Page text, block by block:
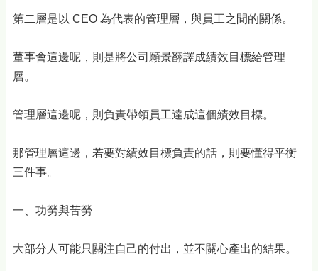
第二層是以 CEO 為代表的管理層，與員工之間的關係。
董事會這邊呢，則是將公司願景翻譯成績效目標給管理
層。
管理層這邊呢，則負責帶領員工達成這個績效目標。
那管理層這邊，若要對績效目標負責的話，則要懂得平衡
三件事。
一、功勞與苦勞
大部分人可能只關注自己的付出，並不關心產出的結果。